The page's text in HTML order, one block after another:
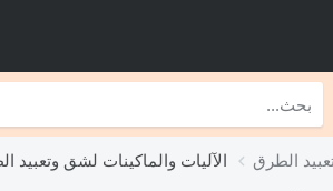
الآليات والماكينات لشق وتعبيد